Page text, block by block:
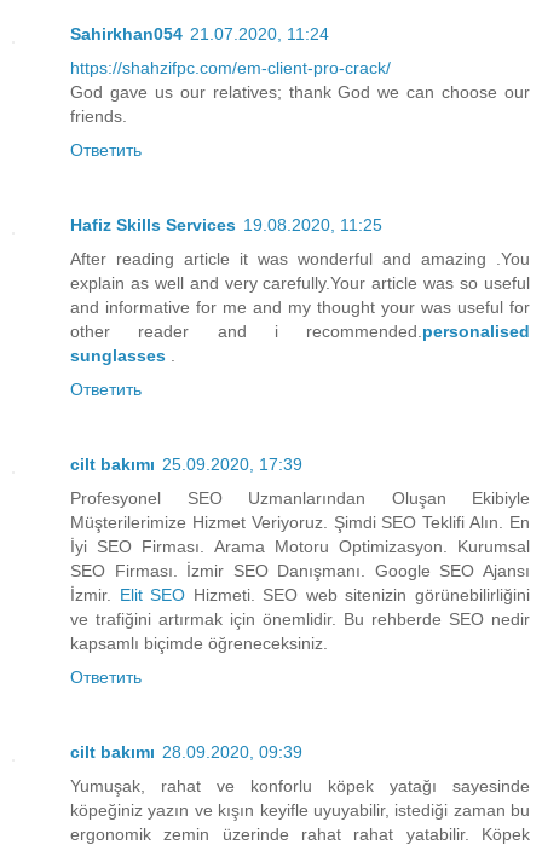
Sahirkhan054 21.07.2020, 11:24
https://shahzifpc.com/em-client-pro-crack/
God gave us our relatives; thank God we can choose our
friends.
Ответить
Hafiz Skills Services 19.08.2020, 11:25
After reading article it was wonderful and amazing .You
explain as well and very carefully.Your article was so useful
and informative for me and my thought your was useful for
other reader and i recommended. personalised
sunglasses
Ответить
cilt bakımı 25.09.2020, 17:39
Profesyonel SEO Uzmanlarından Oluşan Ekibiyle
Müşterilerimize Hizmet Veriyoruz. Şimdi SEO Teklifi Alın. En
İyi SEO Firması. Arama Motoru Optimizasyon. Kurumsal
SEO Firması. İzmir SEO Danışmanı. Google SEO Ajansı
İzmir. Elit SEO Hizmeti. SEO web sitenizin görünebilirliğini
ve trafiğini artırmak için önemlidir. Bu rehberde SEO nedir
kapsamlı biçimde öğreneceksiniz.
Ответить
cilt bakımı 28.09.2020, 09:39
Yumuşak, rahat ve konforlu köpek yatağı sayesinde
köpeğiniz yazın ve kışın keyifle uyuyabilir, istediği zaman bu
ergonomik zemin üzerinde rahat rahat yatabilir. Köpek